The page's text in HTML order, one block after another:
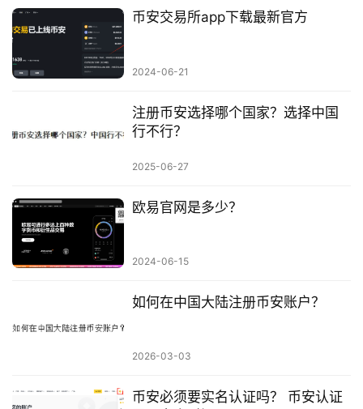
币安交易所app下载最新官方
2024-06-21
注册币安选择哪个国家？选择中国
行不行？
2025-06-27
欧易官网是多少？
2024-06-15
如何在中国大陆注册币安账户？
2026-03-03
币安必须要实名认证吗？ 币安认证